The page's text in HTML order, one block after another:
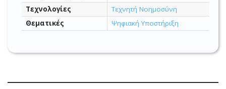
Τεχνολογίες
Τεχνητή Νοημοσύνη
Θεματικές
Ψηφιακή Υποστήριξη